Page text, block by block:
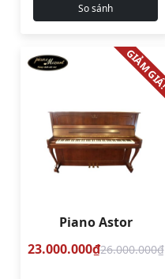
So sánh
GIẢM
Piano Astor
23.000.000₫26.000.000₫